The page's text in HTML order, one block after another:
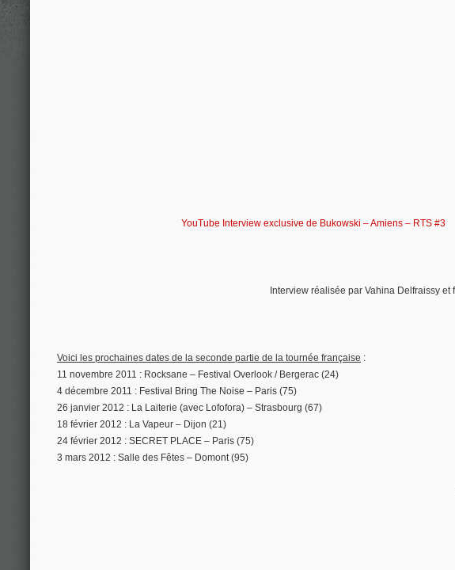
YouTube Interview exclusive de Bukowski – Amiens – RTS #3
Interview réalisée par Vahina Delfraissy
Voici les prochaines dates de la seconde partie de la tournée française :
11 novembre 2011 : Rocksane – Festival Overlook / Bergerac (24)
4 décembre 2011 : Festival Bring The Noise – Paris (75)
26 janvier 2012 : La Laiterie (avec Lofofora) – Strasbourg (67)
18 février 2012 : La Vapeur – Dijon (21)
24 février 2012 : SECRET PLACE – Paris (75)
3 mars 2012 : Salle des Fêtes – Domont (95)